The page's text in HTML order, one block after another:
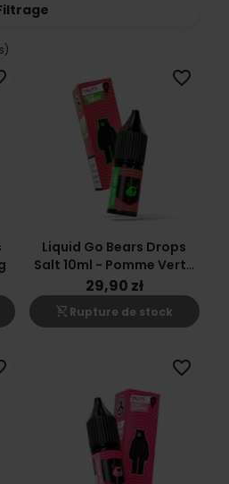
Liquid Go Bears Drops
Salt 10ml - Pomme Verte
20mg
29,90 zł
shopping_cart_off Rupture de stock
favorite_border
favorite_border